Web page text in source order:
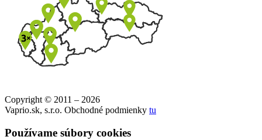
Copyright © 2011 – 2026
Vaprio.sk, s.r.o. Obchodné podmienky tu
Používame súbory cookies